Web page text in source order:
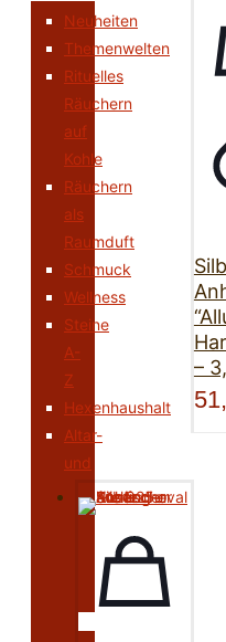
–
Neuheiten
Themenwelten
Rituelles
Räuchern
auf
Kohle
Räuchern
als
Raumduft
Schmuck
Wellness
Steine
A-
Z
Hexenhaushalt
Altar-
und